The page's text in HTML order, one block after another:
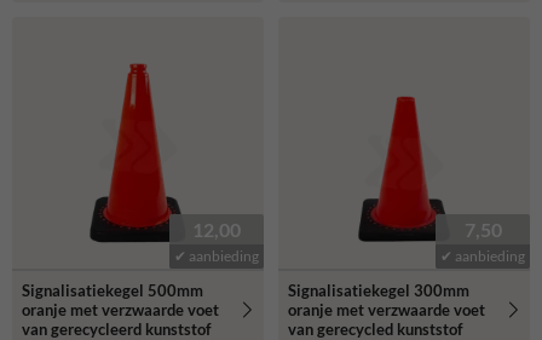
12,00
✔ aanbieding
Signalisatiekegel 500mm
oranje met verzwaarde voet
van gerecycleerd kunststof
7,50
✔ aanbieding
Signalisatiekegel 300mm
oranje met verzwaarde voet
van gerecycled kunststof